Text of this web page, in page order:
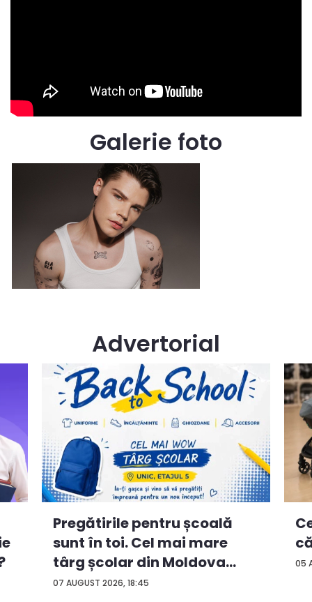
Galerie foto
Advertorial
07 AUGUST 2026, 18:45
Pregătirile pentru școală
sunt în toi. Cel mai mare
târg școlar din Moldova
con...
05